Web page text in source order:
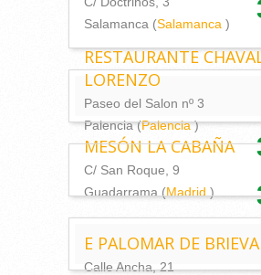
Salamanca (Salamanca )
RESTAURANTE
LORENZO
Paseo del Salon nº 3
Palencia (Palencia )
MESÓN LA CABAÑA
C/ San Roque, 9
Guadarrama (Madrid )
E PALOMAR DE BRIEVA
Calle Ancha, 21